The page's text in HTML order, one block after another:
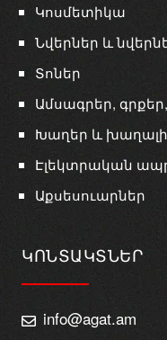
Կոսմետիկա
Նվերներ և
Տոներ
Ամսագրեր,
Խաղեր և
Էլեկտրական
Աքսեսուարներ
ԿՈՆՏԱԿՏՆԵՐ
info@agat.am